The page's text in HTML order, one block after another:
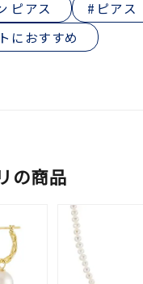
ピアス
ピアス
におすすめ
の商品